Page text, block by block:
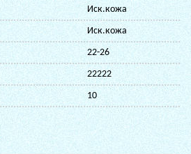
Иск.кожа
Иск.кожа
22-26
22222
10